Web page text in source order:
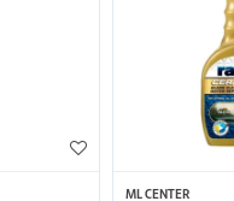
ML CENTER